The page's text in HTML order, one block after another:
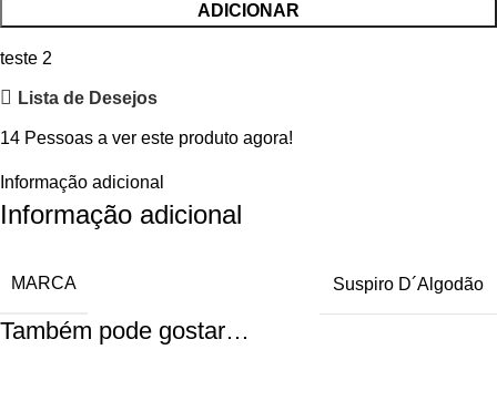
ADICIONAR
teste 2
Lista de Desejos
14 Pessoas a ver este produto agora!
Informação adicional
Informação adicional
MARCA Suspiro D´Algodão
Também pode gostar…